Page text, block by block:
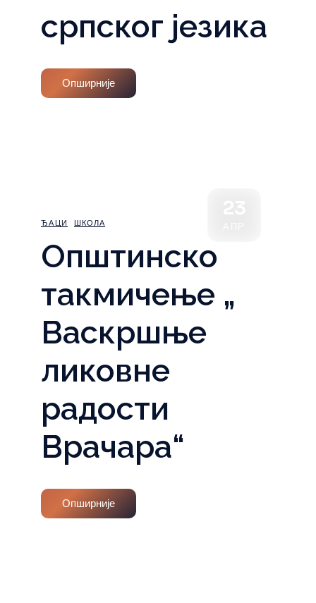
српског језика
Опширније
ЂАЦИ ШКОЛА
Општинско
такмичење „
Васкршње
ликовне
радости
Врачара“
Опширније